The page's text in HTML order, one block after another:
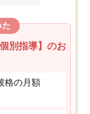
た
別指導】のお
格の月額